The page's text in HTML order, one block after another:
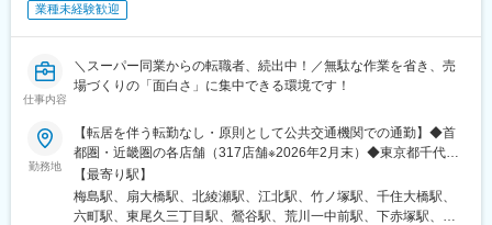
業種未経験歓迎
仕事内容
＼スーパー同業からの転職者、続出中！／無駄な作業を省き、売
場づくりの「面白さ」に集中できる環境です！
勤務地
【転居を伴う転勤なし・原則として公共交通機関での通勤】◆首
都圏・近畿圏の各店舗（317店舗※2026年2月末）◆東京都千代田
区／荒川区／台東区／文京区／北区／足立区／葛飾区／墨田区／
江戸川区／江東区／品川区／大田区／渋谷区／目黒区／世田谷区
／新宿区／中野区／杉並区／豊島区／板橋区／練馬区／港区／中
【最寄り駅】
梅島駅、扇大橋駅、北綾瀬駅、江北駅、竹ノ塚駅、千住大橋駅、
六町駅、東尾久三丁目駅、鶯谷駅、荒川一中前駅、下赤塚駅、新